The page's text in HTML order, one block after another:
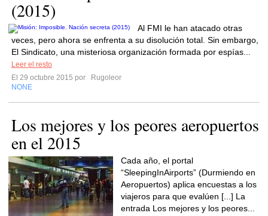
(2015)
Al FMI le han atacado otras
veces, pero ahora se enfrenta a su disolución total. Sin embargo,
El Sindicato, una misteriosa organización formada por espías...
Leer el resto
El 29 octubre 2015 por
Rugoleor
NONE
Los mejores y los peores aeropuertos
en el 2015
Cada año, el portal
“SleepingInAirports” (Durmiendo en
Aeropuertos) aplica encuestas a los
viajeros para que evalúen [...] La
entrada Los mejores y los peores...